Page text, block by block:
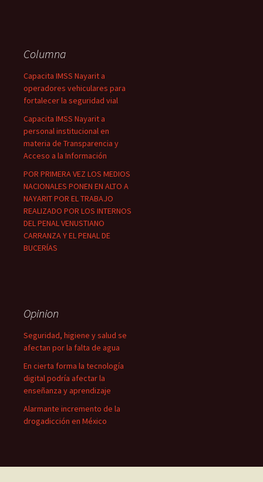
Columna
Capacita IMSS Nayarit a
operadores vehiculares para
fortalecer la seguridad vial
Capacita IMSS Nayarit a
personal institucional en
materia de Transparencia y
Acceso a la Información
POR PRIMERA VEZ LOS MEDIOS
NACIONALES PONEN EN ALTO A
NAYARIT POR EL TRABAJO
REALIZADO POR LOS INTERNOS
DEL PENAL VENUSTIANO
CARRANZA Y EL PENAL DE
BUCERÍAS
Opinion
Seguridad, higiene y salud se
afectan por la falta de agua
En cierta forma la tecnología
digital podría afectar la
enseñanza y aprendizaje
Alarmante incremento de la
drogadicción en México